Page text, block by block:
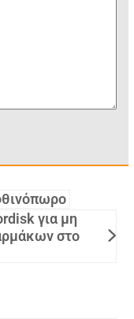
για μη
στο